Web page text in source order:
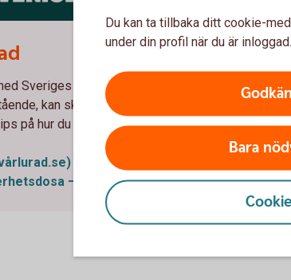
Sveriges banker för att sprida kunskap om hur
kan skydda er mot bedrägerier. Läs mer
på hur du kan bli mer svårlurad.
– filmer ombedrägerier
Du kan ta tillbaka ditt cookie-
under din profil när du är inloggad.
Bara